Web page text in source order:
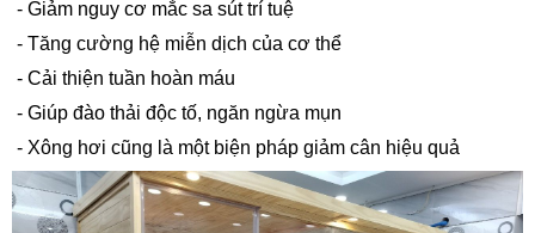
- Giảm nguy cơ mắc sa sút trí tuệ
- Tăng cường hệ miễn dịch của cơ thể
- Cải thiện tuần hoàn máu
- Giúp đào thải độc tố, ngăn ngừa mụn
- Xông hơi cũng là một biện pháp giảm cân hiệu quả